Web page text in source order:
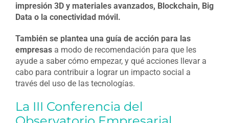
impresión 3D y materiales avanzados, Blockchain, Big
Data o la conectividad móvil.
También se plantea una guía de acción para las
empresasa modo de recomendación para que les
ayude a saber cómo empezar, y qué acciones llevar a
cabo para contribuir a lograr un impacto social a
través del uso de las tecnologías.
La III Conferencia del